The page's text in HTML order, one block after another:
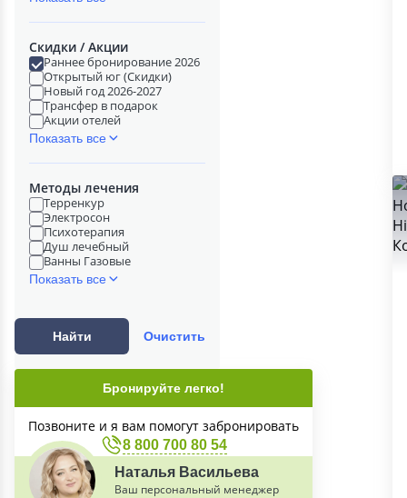
Скидки / Акции
Раннее бронирование 2026
Открытый юг (Скидки)
Новый год 2026-2027
Трансфер в подарок
Акции отелей
Показать все
Методы лечения
Терренкур
Электросон
Психотерапия
Душ лечебный
Ванны Газовые
Показать все
Найти Очистить
Бронируйте легко!
Позвоните и я вам помогут забронировать
8 800 700 80 54
Наталья Васильева
Ваш персональный менеджер